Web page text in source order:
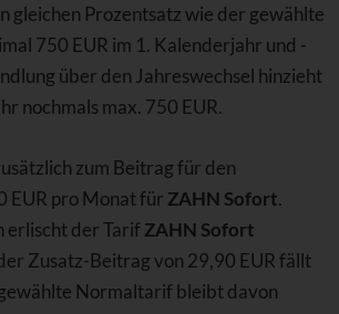
gleichen Prozentsatz wie der gewählte
750 EUR im 1. Kalenderjahr und -
über den Jahreswechsel hinzieht
nochmals max. 750 EUR.
zum Beitrag für den
EUR pro Monat für ZAHN Sofort.
erlischt der Tarif ZAHN Sofort
Zusatz-Beitrag von 29,90 EUR fällt
Normaltarif bleibt davon